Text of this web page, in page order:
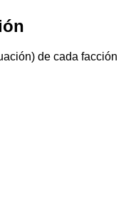
de cada facción